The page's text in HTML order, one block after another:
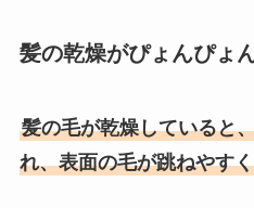
髪の乾燥がぴょんぴょ
髪の毛が乾燥していると
れ、表面の毛が跳ねやす